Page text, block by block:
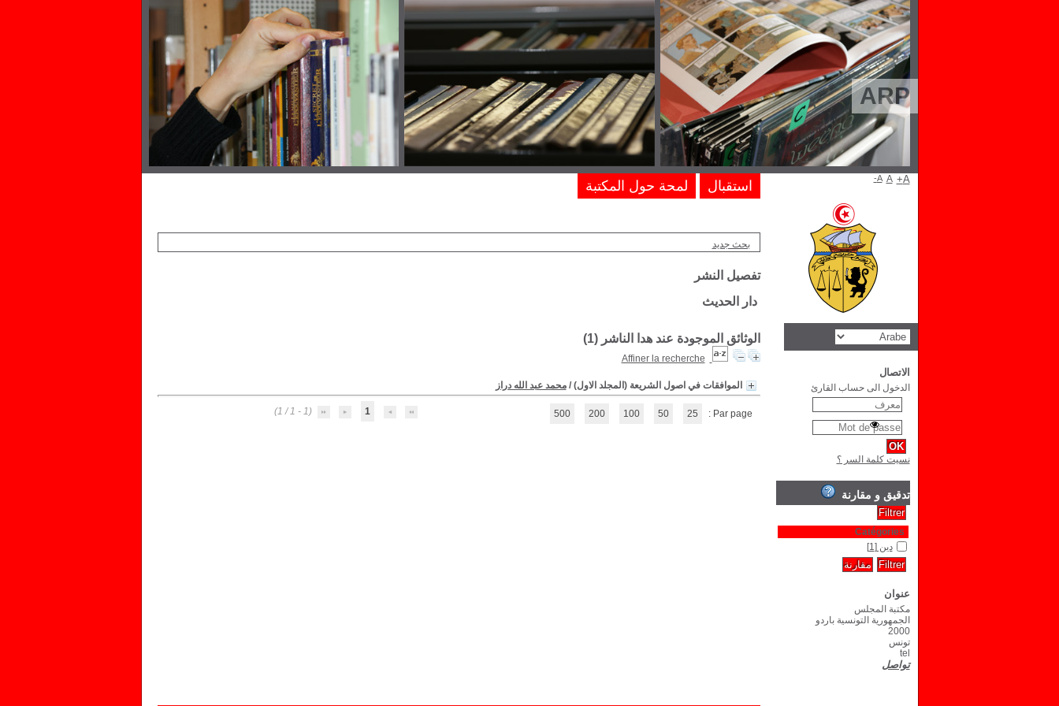
ARP
بحث جديد
تفصيل النشر
دار الحديث
الوثائق الموجودة عند هدا الناشر (1
)
Affiner la recherche
الموافقات في اصول الشريعة (المجلد الاول) /محمد عبد الله دراز
1
(1 - 1 / 1) Par page :
25
50
100
200
500
استقبال لمحة حول المكتبة A- A A+
الاتصال
الدخول الى حساب القارئ
نسيت كلمة السر ؟
تدقيق و مقارنة
Catégories
دين [1]
عنوان
مكتبة المجلس
الجمهورية التونسية باردو
2000
تونس
tel
تواصل